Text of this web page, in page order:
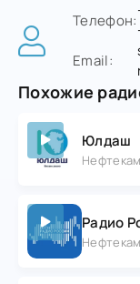
Телефон:
Email:
Похожие
Юлдаш
Радио